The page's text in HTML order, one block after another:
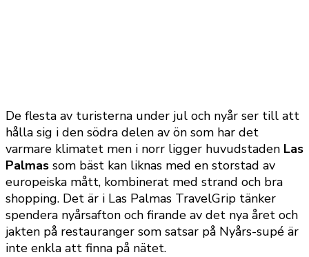
De flesta av turisterna under jul och nyår ser till att
hålla sig i den södra delen av ön som har det
varmare klimatet men i norr ligger huvudstaden Las
Palmas som bäst kan liknas med en storstad av
europeiska mått, kombinerat med strand och bra
shopping. Det är i Las Palmas TravelGrip tänker
spendera nyårsafton och firande av det nya året och
jakten på restauranger som satsar på Nyårs-supé är
inte enkla att finna på nätet.